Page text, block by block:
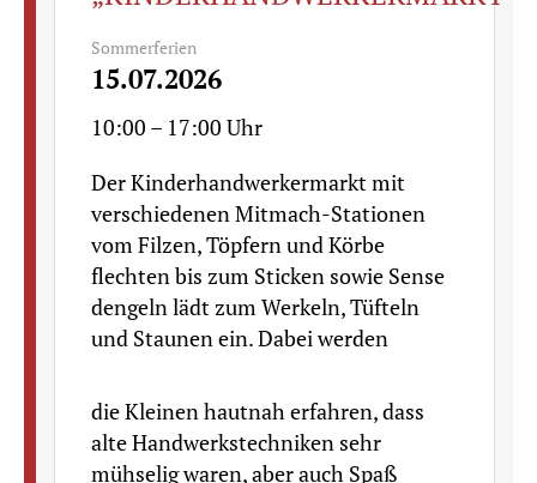
Sommerferien
15.07.2026
10:00 – 17:00 Uhr
Der Kinderhandwerkermarkt mit
verschiedenen Mitmach-Stationen
vom Filzen, Töpfern und Körbe
flechten bis zum Sticken sowie Sense
dengeln lädt zum Werkeln, Tüfteln
und Staunen ein. Dabei werden
die Kleinen hautnah erfahren, dass
alte Handwerkstechniken sehr
mühselig waren, aber auch Spaß